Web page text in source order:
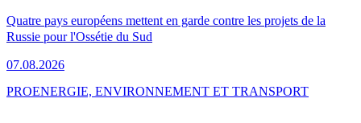
Quatre pays européens mettent en garde contre les projets de la
Russie pour l'Ossétie du Sud
07.08.2026
PROENERGIE, ENVIRONNEMENT ET TRANSPORT